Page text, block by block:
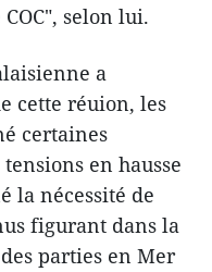
selon lui.
a
cette réuion, les
certaines
en hausse
la nécessité de
figurant dans la
parties en Mer